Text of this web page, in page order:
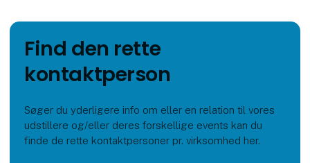
Find den rette
kontaktperson
Søger du yderligere info om eller en relation til vores
udstillere og/eller deres forskellige events kan du
finde de rette kontaktpersoner pr. virksomhed her.